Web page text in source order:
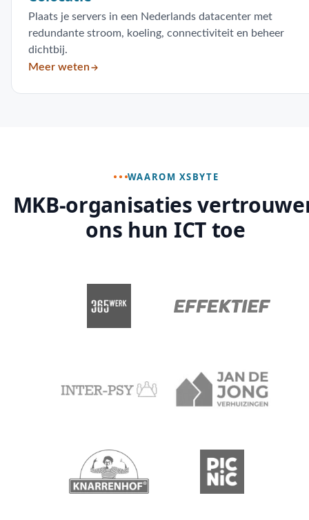
Plaats je servers in een Nederlands datacenter met
redundante stroom, koeling, connectiviteit en beheer
dichtbij.
Meer weten
WAAROM XSBYTE
MKB-organisaties
ons hun ICT toe